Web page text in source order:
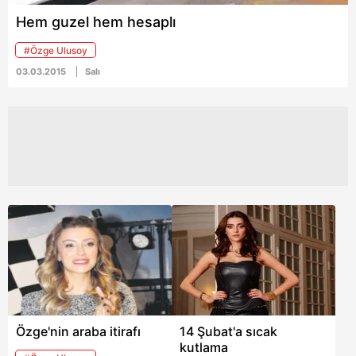
Hem guzel hem hesaplı
#Özge Ulusoy
03.03.2015 Salı
Özge'nin araba itirafı
14 Şubat'a sıcak
kutlama